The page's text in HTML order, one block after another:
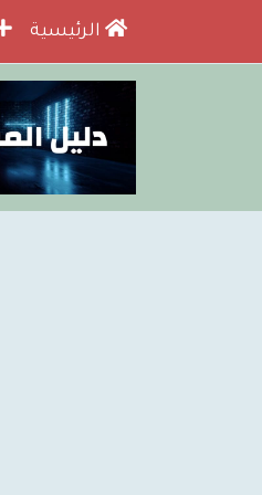
الرئيسية